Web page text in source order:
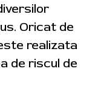
Oricat de
realizata
de riscul de